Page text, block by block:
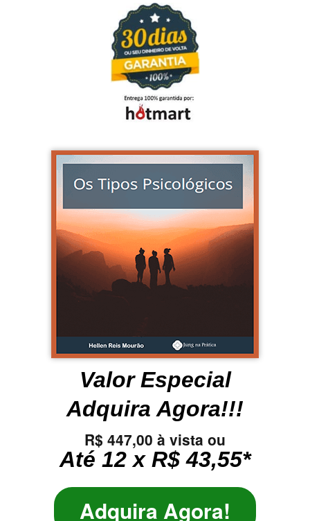
Valor Especial
Adquira Agora!!!
R$ 447,00 à vista ou
Até 12 x R$ 43,55*
Adquira Agora!